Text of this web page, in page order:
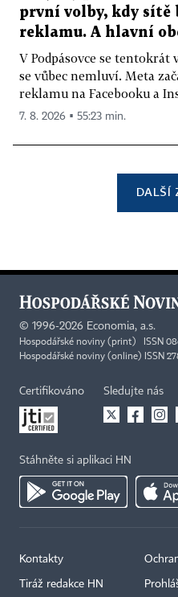
první volby, kdy
reklamu. A hlavní
V Podpásovce se
se vůbec nemluví. Meta
reklamu na Facebooku a
7. 8. 2026 ▪ 55:23 min.
DALŠÍ
© 1996-2026 Economia, a.s.
Hospodářské noviny (print) ISSN
Hospodářské noviny (online) ISSN
Certifikováno Sledujte nás
Stáhněte si aplikaci HN
Kontakty
Tiráž redakce HN